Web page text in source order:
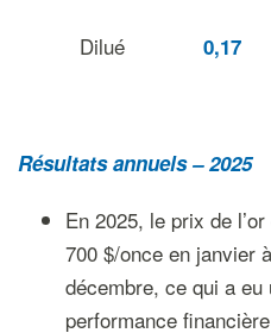
Dilué 0,17
Résultats annuels – 2025
En 2025, le prix de
700 $/once en janvier
décembre, ce qui a
performance